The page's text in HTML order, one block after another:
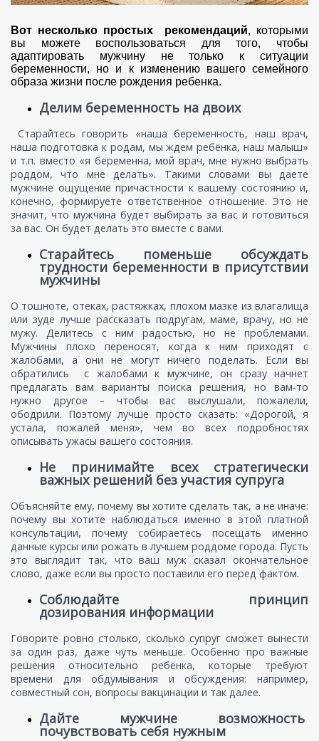
Вот несколько простых рекомендаций, которыми
вы можете воспользоваться для того, чтобы
адаптировать мужчину не только к ситуации
беременности, но и к изменению вашего семейного
образа жизни после рождения ребенка.
Делим беременность на двоих
​ Старайтесь говорить «наша беременность, наш врач,
наша подготовка к родам, мы ждем ребёнка, наш малыш»
и т.п. вместо «я беременна, мой врач, мне нужно выбрать
роддом, что мне делать». Такими словами вы даете
мужчине ощущение причастности к вашему состоянию и,
конечно, формируете ответственное отношение. Это не
значит, что мужчина будет выбирать за вас и готовиться
за вас. Он будет делать это вместе с вами.
Старайтесь поменьше обсуждать
трудности беременности в присутствии
мужчины
О тошноте, отеках, растяжках, плохом мазке из влагалища
или зуде лучше рассказать подругам, маме, врачу, но не
мужу. Делитесь с ним радостью, но не проблемами.
Мужчины плохо переносят, когда к ним приходят с
жалобами, а они не могут ничего поделать. Если вы
обратились с жалобами к мужчине, он сразу начнет
предлагать вам варианты поиска решения, но вам-то
нужно другое – чтобы вас выслушали, пожалели,
ободрили. Поэтому лучше просто сказать: «Дорогой, я
устала, пожалей меня», чем во всех подробностях
описывать ужасы вашего состояния.
Не принимайте всех стратегически
важных решений без участия супруга
Объясняйте ему, почему вы хотите сделать так, а не иначе:
почему вы хотите наблюдаться именно в этой платной
консультации, почему собираетесь посещать именно
данные курсы или рожать в лучшем роддоме города. Пусть
это выглядит так, что ваш муж сказал окончательное
слово, даже если вы просто поставили его перед фактом.
Соблюдайте принцип
дозирования информации
Говорите ровно столько, сколько супруг сможет вынести
за один раз, даже чуть меньше. Особенно про важные
решения относительно ребёнка, которые требуют
времени для обдумывания и обсуждения: например,
совместный сон, вопросы вакцинации и так далее.
Дайте мужчине возможность
почувствовать себя нужным